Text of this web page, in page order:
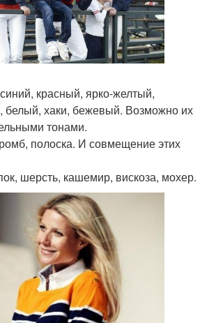
красный, ярко-желтый,
белый, хаки, бежевый. Возможно их
тонами.
полоска. И совмещение этих
шерсть, кашемир, вискоза, мохер.